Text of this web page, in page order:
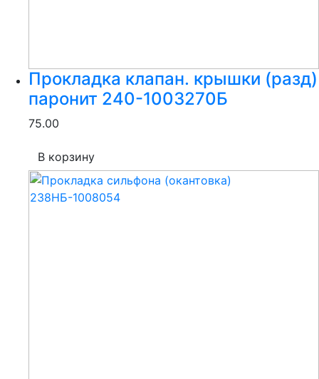
Прокладка клапан. крышки (разд)
паронит 240-1003270Б
75.00
В корзину